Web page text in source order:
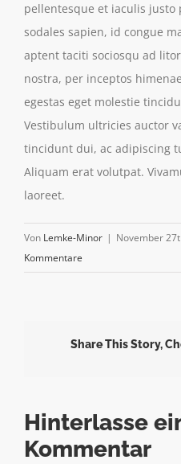
pellentesque et iaculis justo
sodales sapien, id congue
aptent taciti sociosqu ad
nostra, per inceptos
egestas eget molestie
Vestibulum ultricies auctor
tincidunt dui, ac adipiscing
Aliquam erat volutpat.
laoreet.
Von Lemke-Minor | November
Kommentare
Share This Story,
Hinterlasse
Kommentar